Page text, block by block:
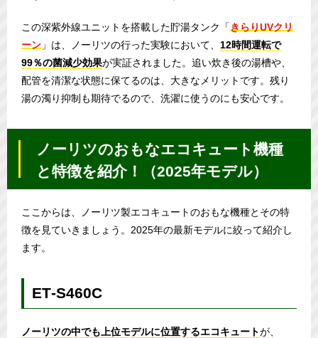
この深紫外線ユニットを搭載した貯湯タンク「 きらりUVクリ
ーン 」は、ノーリツの行った実験において、 12時間運転で
99％の菌減少効果が実証されました。追い炊き後の湯槽や、
配管を清潔な状態に保てるのは、大きなメリットです。残り
湯の濁り抑制も期待でるので、洗濯に使うのにも安心です。
ノーリツのおもなエコキュート機種
と特徴を紹介！（2025年モデル）
ここからは、ノーリツ製エコキュートのおもな機種とその特
徴を見ていきましょう。2025年の最新モデルに絞って紹介し
ます。
ET‑S460C
ノーリツの中でも上位モデルに位置するエコキュートが、